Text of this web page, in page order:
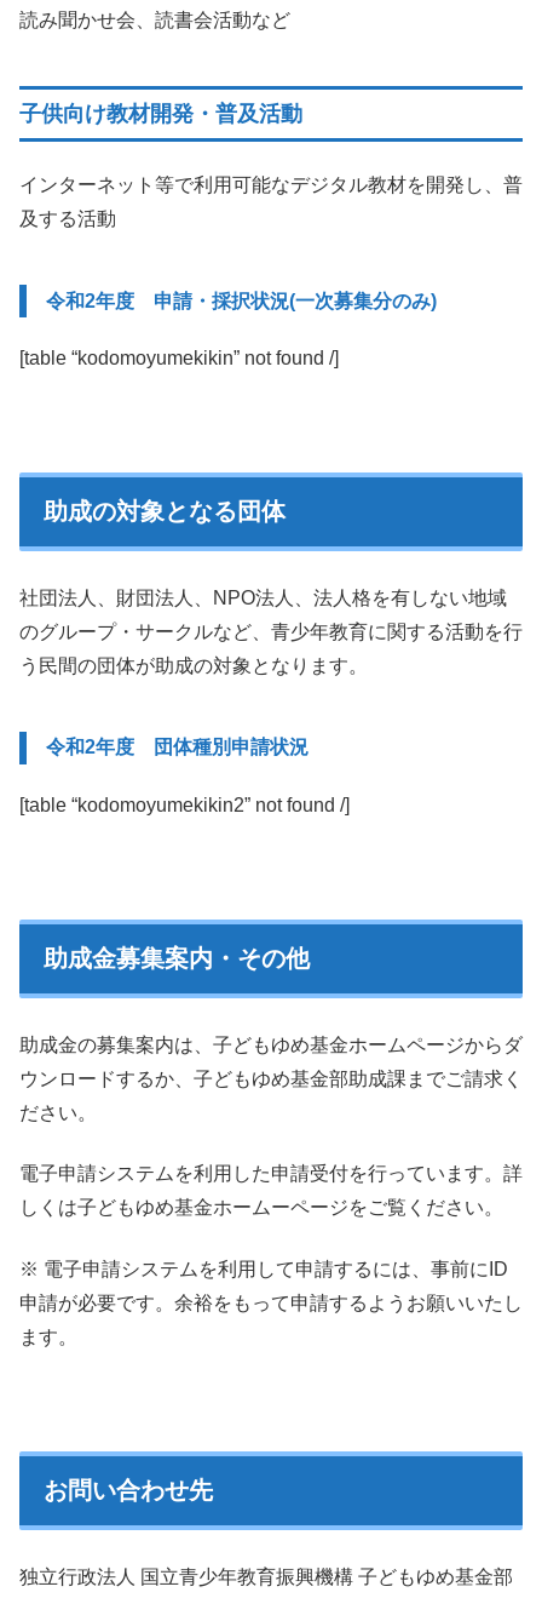
読み聞かせ会、読書会活動など
子供向け教材開発・普及活動
インターネット等で利用可能なデジタル教材を開発し、普
及する活動
令和2年度 申請・採択状況(一次募集分のみ)
[table “kodomoyumekikin” not found /]
助成の対象となる団体
社団法人、財団法人、NPO法人、法人格を有しない地域
のグループ・サークルなど、青少年教育に関する活動を行
う民間の団体が助成の対象となります。
令和2年度 団体種別申請状況
[table “kodomoyumekikin2” not found /]
助成金募集案内・その他
助成金の募集案内は、子どもゆめ基金ホームページからダ
ウンロードするか、子どもゆめ基金部助成課までご請求く
ださい。
電子申請システムを利用した申請受付を行っています。詳
しくは子どもゆめ基金ホームーページをご覧ください。
※ 電子申請システムを利用して申請するには、事前にID
申請が必要です。余裕をもって申請するようお願いいたし
ます。
お問い合わせ先
独立行政法人 国立青少年教育振興機構 子どもゆめ基金部